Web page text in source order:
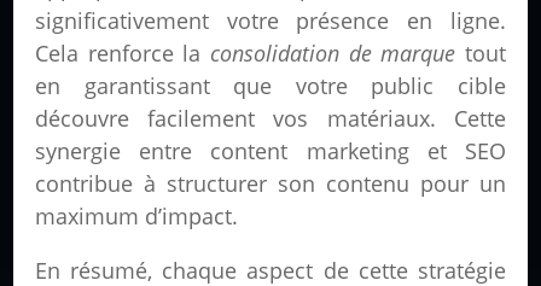
significativement votre présence en ligne.
Cela renforce la consolidation de marque tout
en garantissant que votre public cible
découvre facilement vos matériaux. Cette
synergie entre content marketing et SEO
contribue à structurer son contenu pour un
maximum d’impact.
En résumé, chaque aspect de cette stratégie